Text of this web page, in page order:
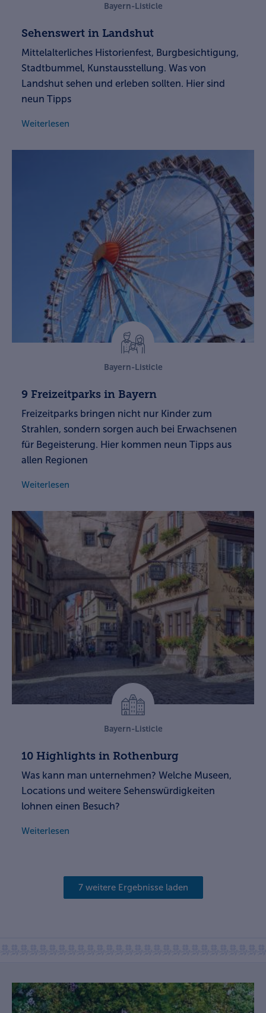
Bayern-Listicle
Sehenswert in Landshut
Mittelalterliches Historienfest, Burgbesichtigung,
Stadtbummel, Kunstausstellung. Was von
Landshut sehen und erleben sollten. Hier sind
neun Tipps
Weiterlesen
Bayern-Listicle
9 Freizeitparks in Bayern
Freizeitparks bringen nicht nur Kinder zum
Strahlen, sondern sorgen auch bei Erwachsenen
für Begeisterung. Hier kommen neun Tipps aus
allen Regionen
Weiterlesen
Bayern-Listicle
10 Highlights in Rothenburg
Was kann man unternehmen? Welche Museen,
Locations und weitere Sehenswürdigkeiten
lohnen einen Besuch?
Weiterlesen
7 weitere Ergebnisse laden